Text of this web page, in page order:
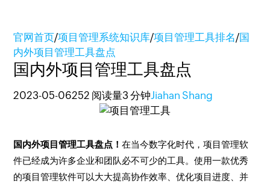
官网首页/项目管理系统知识库/项目管理工具排名/国
内外项目管理工具盘点
国内外项目管理工具盘点
2023-05-06252 阅读量3 分钟Jiahan Shang
国内外项目管理工具盘点！在当今数字化时代，项目管理软
件已经成为许多企业和团队必不可少的工具。使用一款优秀
的项目管理软件可以大大提高协作效率、优化项目进度、并